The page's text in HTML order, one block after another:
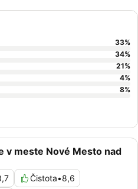
v meste Nové Mesto nad
Čistota•8,6
33%
34%
21%
4%
8%